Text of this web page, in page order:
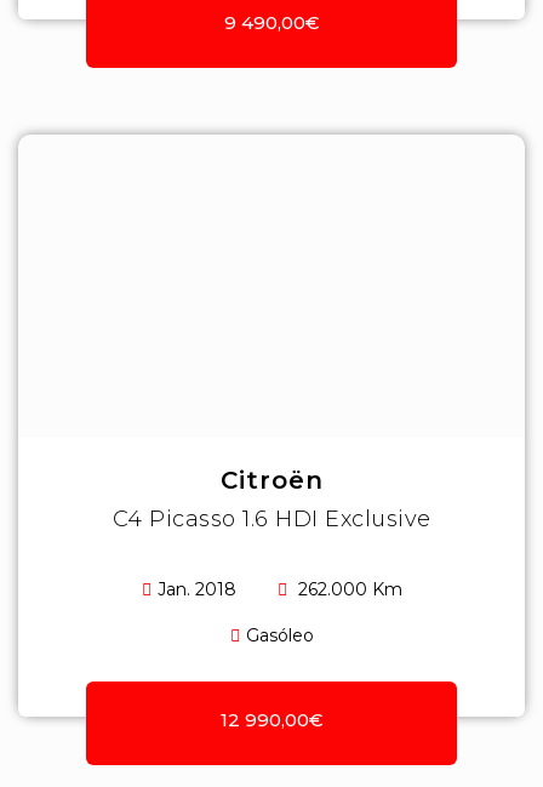
9 490,00€
Citroën
C4 Picasso 1.6 HDI Exclusive
Jan. 2018 262.000 Km
Gasóleo
12 990,00€